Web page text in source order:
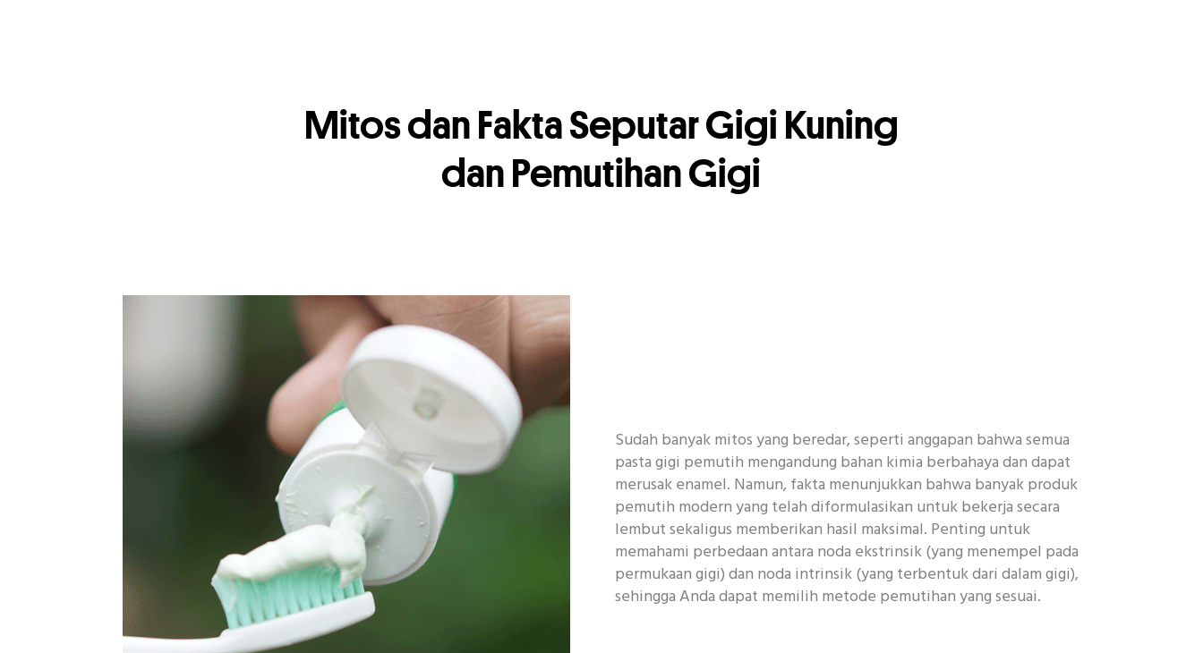
Mitos dan Fakta Seputar Gigi Kuning
dan Pemutihan Gigi
Sudah banyak mitos yang beredar, seperti anggapan bahwa semua
pasta gigi pemutih mengandung bahan kimia berbahaya dan dapat
merusak enamel. Namun, fakta menunjukkan bahwa banyak produk
pemutih modern yang telah diformulasikan untuk bekerja secara
lembut sekaligus memberikan hasil maksimal. Penting untuk
memahami perbedaan antara noda ekstrinsik (yang menempel pada
permukaan gigi) dan noda intrinsik (yang terbentuk dari dalam gigi),
sehingga Anda dapat memilih metode pemutihan yang sesuai.